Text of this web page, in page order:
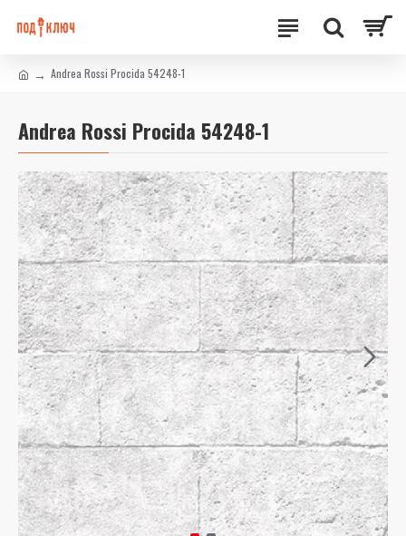
Andrea Rossi Procida 54248-1
Andrea Rossi Procida 54248-1